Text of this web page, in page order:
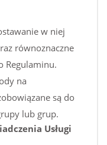
w niej
równoznaczne
Regulaminu.
na
są do
lub grup.
Usługi